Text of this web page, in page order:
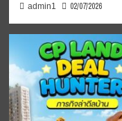
admin1 02/07/2026